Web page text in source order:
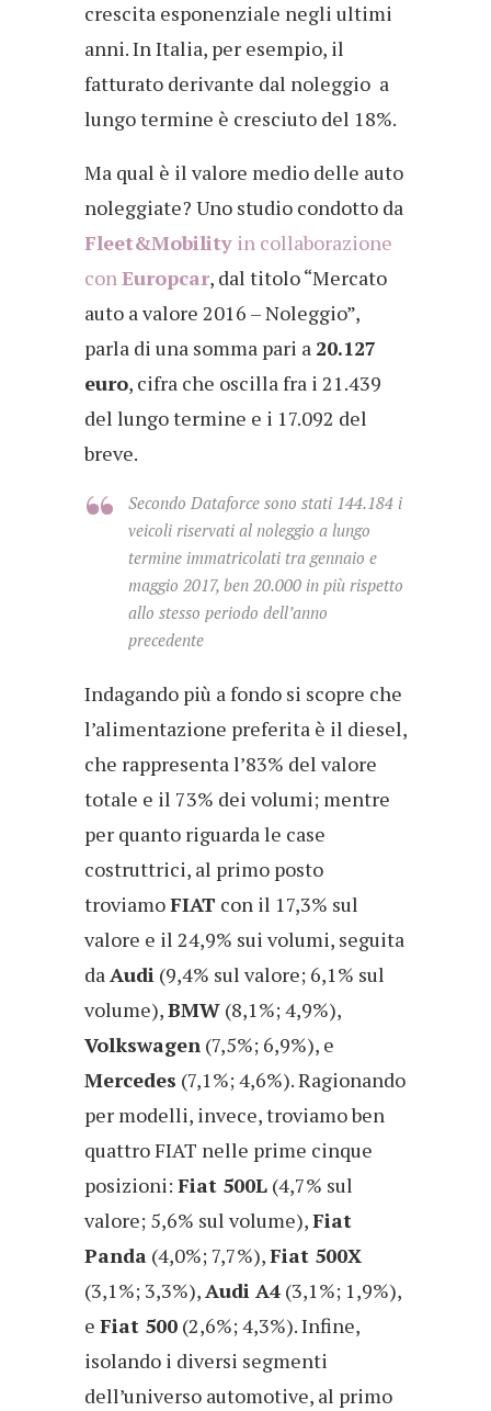
crescita esponenziale negli ultimi
anni. In Italia, per esempio, il
fatturato derivante dal noleggio a
lungo termine è cresciuto del 18%.
Ma qual è il valore medio delle auto
noleggiate? Uno studio condotto da
Fleet&Mobility in collaborazione
conEuropcar, dal titolo “Mercato
auto a valore 2016 – Noleggio”,
parla di una somma pari a 20.127
euro, cifra che oscilla fra i 21.439
del lungo termine e i 17.092 del
breve.
Secondo Dataforce sono stati 144.184 i
veicoli riservati al noleggio a lungo
termine immatricolati tra gennaio e
maggio 2017, ben 20.000 in più rispetto
allo stesso periodo dell’anno
precedente
Indagando più a fondo si scopre che
l’alimentazione preferita è il diesel,
che rappresenta l’83% del valore
totale e il 73% dei volumi; mentre
per quanto riguarda le case
costruttrici, al primo posto
troviamoFIAT con il 17,3% sul
valore e il 24,9% sui volumi, seguita
daAudi (9,4% sul valore; 6,1% sul
volume),BMW (8,1%; 4,9%),
Volkswagen (7,5%; 6,9%), e
Mercedes (7,1%; 4,6%). Ragionando
per modelli, invece, troviamo ben
quattro FIAT nelle prime cinque
posizioni: Fiat 500L (4,7% sul
valore; 5,6% sul volume),Fiat
Panda (4,0%; 7,7%),Fiat 500X
(3,1%; 3,3%),Audi A4 (3,1%; 1,9%),
e Fiat 500 (2,6%; 4,3%). Infine,
isolando i diversi segmenti
dell’universo automotive, al primo